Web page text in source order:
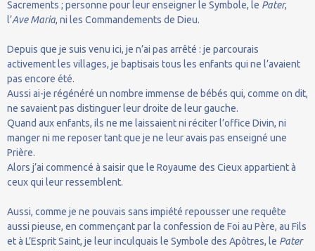
Sacrements ; personne pour leur enseigner le Symbole, le Pater,
l’Ave Maria, ni les Commandements de Dieu.
Depuis que je suis venu ici, je n’ai pas arrêté : je parcourais
activement les villages, je baptisais tous les enfants qui ne l’avaient
pas encore été.
Aussi ai-je régénéré un nombre immense de bébés qui, comme on dit,
ne savaient pas distinguer leur droite de leur gauche.
Quand aux enfants, ils ne me laissaient ni réciter l’office Divin, ni
manger ni me reposer tant que je ne leur avais pas enseigné une
Prière.
Alors j’ai commencé à saisir que le Royaume des Cieux appartient à
ceux qui leur ressemblent.
Aussi, comme je ne pouvais sans impiété repousser une requête
aussi pieuse, en commençant par la confession de Foi au Père, au Fils
et à L’Esprit Saint, je leur inculquais le Symbole des Apôtres, le Pater